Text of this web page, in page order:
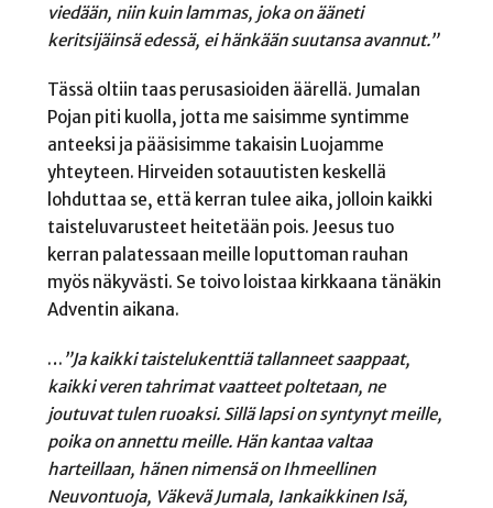
viedään, niin kuin lammas, joka on ääneti
keritsijäinsä edessä, ei hänkään suutansa avannut.”
Tässä oltiin taas perusasioiden äärellä. Jumalan
Pojan piti kuolla, jotta me saisimme syntimme
anteeksi ja pääsisimme takaisin Luojamme
yhteyteen. Hirveiden sotauutisten keskellä
lohduttaa se, että kerran tulee aika, jolloin kaikki
taisteluvarusteet heitetään pois. Jeesus tuo
kerran palatessaan meille loputtoman rauhan
myös näkyvästi. Se toivo loistaa kirkkaana tänäkin
Adventin aikana.
… ”Ja kaikki taistelukenttiä tallanneet saappaat,
kaikki veren tahrimat vaatteet poltetaan, ne
joutuvat tulen ruoaksi. Sillä lapsion syntynyt meille,
poika on annettu meille. Hän kantaa valtaa
harteillaan, hänen nimensä on Ihmeellinen
Neuvontuoja, VäkeväJumala, Iankaikkinen Isä,